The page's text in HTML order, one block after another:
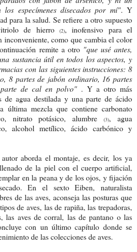
especímenes disecados por mí". Y
para la salud. Se refiere a otro supuesto
de hierro
(2), inofensivo para el
inconveniente, como que cambia el color
remite a otro "que usé antes,
sustancia útil en todos los aspectos, y
con las siguientes instrucciones: 8
8 partes de jabón ordinario, 16 partes
de cal en polvo" . Y a otro más
de agua destilada y una parte de ácido
última mezcla que contiene carbonato
nitrato potásico, alumbre(3), agua
alcohol metílico, ácido carbónico y
aborda el montaje, es decir, los ya
de la piel con el cuerpo artificial,
en la peana y de los ojos, y fijación
En el sexto Eiben, naturalista
de las aves, aconseja las posturas que
de aves, las de rapiña, las trepadoras,
las aves de corral, las de pantano o las
con un último capítulo donde se
de las colecciones de aves.